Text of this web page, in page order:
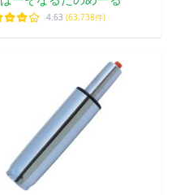
4.63 (63,738件)